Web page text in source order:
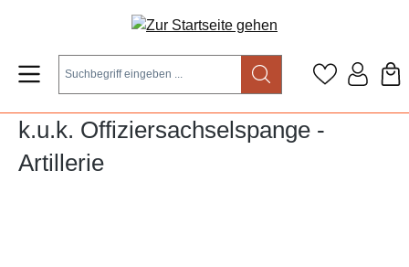
Zum Hauptinhalt springen
k.u.k. Offiziersachselspange -
Artillerie